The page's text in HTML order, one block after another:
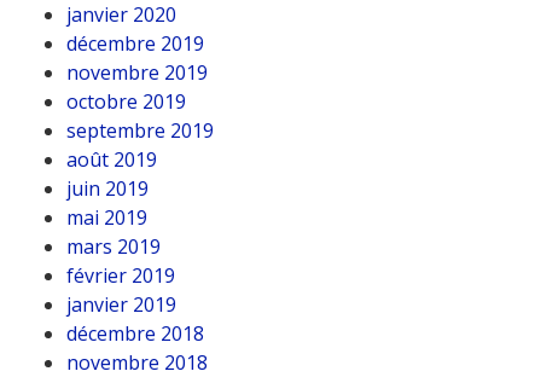
janvier 2020
décembre 2019
novembre 2019
octobre 2019
septembre 2019
août 2019
juin 2019
mai 2019
mars 2019
février 2019
janvier 2019
décembre 2018
novembre 2018